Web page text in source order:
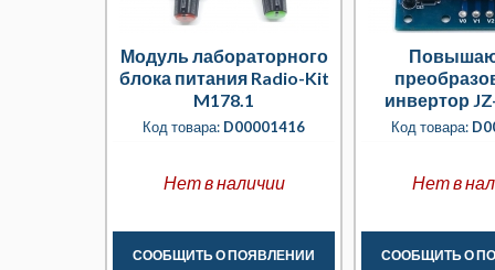
Модуль лабораторного
блока питания Radio-Kit
M178.1
Код товара: D00001416
Нет в наличии
СООБЩИТЬ О ПОЯВЛЕНИИ
инвертор
12VDC в
Код товара:
Нет в
СООБЩИТЬ О